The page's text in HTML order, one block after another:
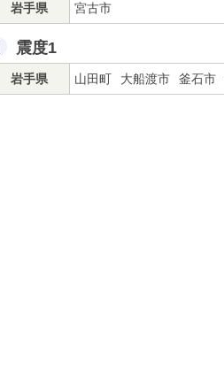
岩手県 宮古市
震度1
岩手県 山田町 大船渡市 釜石市